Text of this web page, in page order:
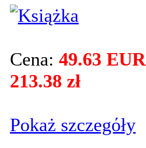
Cena: 49.63 EUR
213.38 zł
Pokaż szczegόły